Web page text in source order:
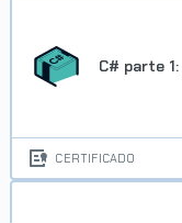
C# parte 1:
CERTIFICADO